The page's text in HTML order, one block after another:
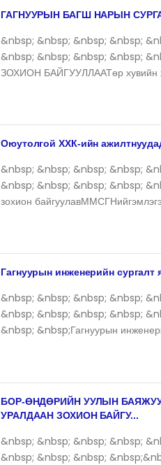
ГАГНУУРЫН БАГШ НАРЫН
&nbsp; &nbsp; &nbsp; &nbsp;
&nbsp; &nbsp; &nbsp; &nbsp;
ЗОХИОН БАЙГУУЛЛААТөр хувийн
Оюутолгой ХХК-ийн
&nbsp; &nbsp; &nbsp; &nbsp;
&nbsp; &nbsp; &nbsp; &nbsp;
зохион
Гагнуурын инженерийн сургалт
&nbsp; &nbsp; &nbsp; &nbsp;
&nbsp; &nbsp; &nbsp; &nbsp;
&nbsp; &nbsp;Гагнуурын
БОР-ӨНДӨРИЙН УУЛЫН
УРАЛДААН ЗОХИОН БАЙГУ...
&nbsp; &nbsp; &nbsp; &nbsp;
&nbsp; &nbsp; &nbsp;